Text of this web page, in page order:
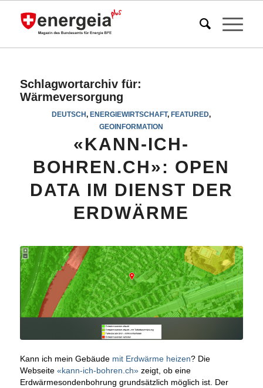
Schlagwortarchiv für:
Wärmeversorgung
DEUTSCH,ENERGIEWIRTSCHAFT,FEATURED,
GEOINFORMATION
«KANN-ICH-
BOHREN.CH»: OPEN
DATA IM DIENST DER
ERDWÄRME
Kann ich mein Gebäude mit Erdwärme heizen? Die
Webseite «kann-ich-bohren.ch»zeigt, ob eine
Erdwärmesondenbohrung grundsätzlich möglich ist. Der